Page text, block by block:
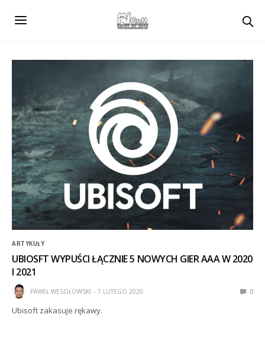
ARTYKUŁY
UBIOSFT WYPUŚCI ŁĄCZNIE 5 NOWYCH GIER AAA W 2020
I 2021
PAWEŁ WESOŁOWSKI 7 LUTEGO 2020 0
Ubisoft zakasuje rękawy.